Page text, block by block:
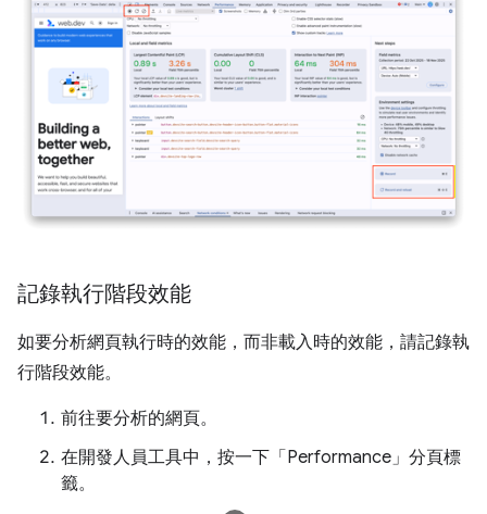
記錄執行階段效能
如要分析網頁執行時的效能，而非載入時的效能，請記錄執
行階段效能。
前往要分析的網頁。
在開發人員工具中，按一下「Performance」 分頁標
籤。